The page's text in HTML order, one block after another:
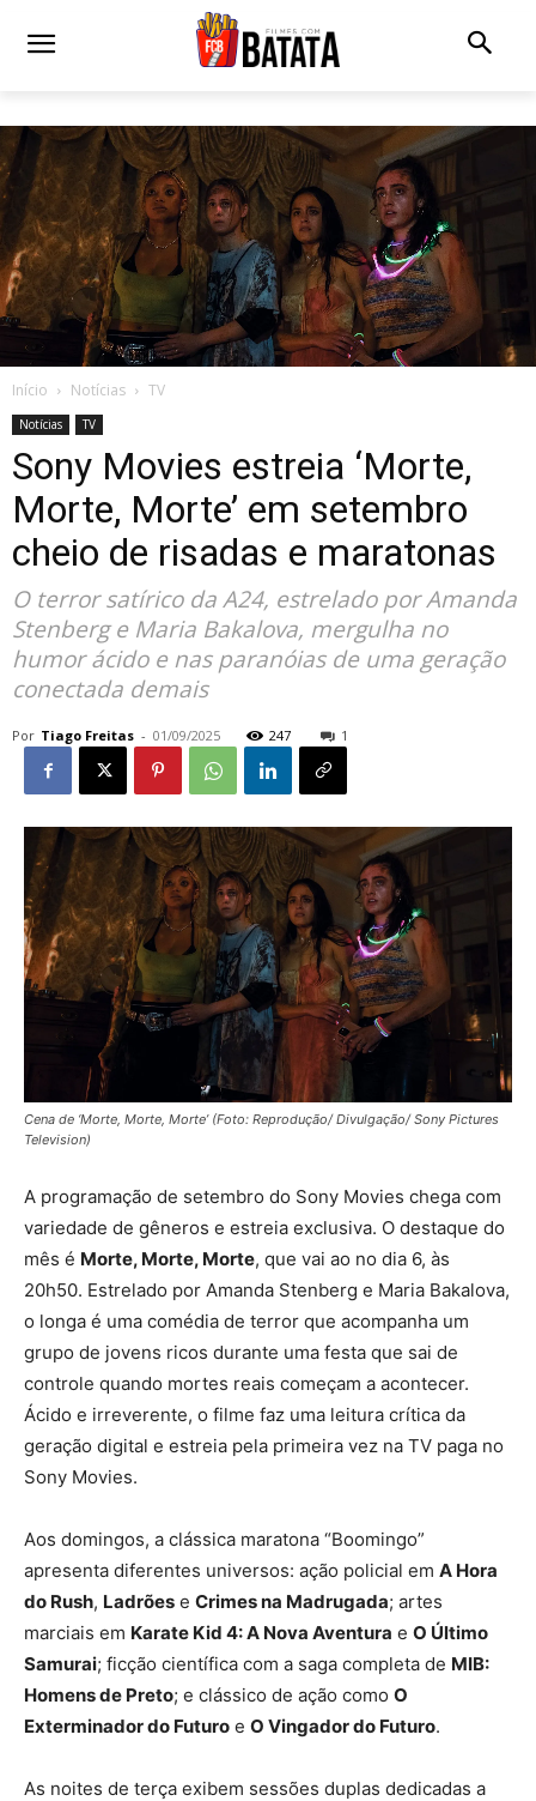
Início Notícias TV
Notícias TV
Sony Movies estreia ‘Morte,
Morte, Morte’ em setembro
cheio de risadas e maratonas
O terror satírico da A24, estrelado por Amanda
Stenberg e Maria Bakalova, mergulha no
humor ácido e nas paranóias de uma geração
conectada demais
Por Tiago Freitas - 01/09/2025 247 1
Cena de ‘Morte, Morte, Morte’ (Foto: Reprodução/ Divulgação/ Sony Pictures
Television)
A programação de setembro do Sony Movies chega com
variedade de gêneros e estreia exclusiva. O destaque do
mês é Morte, Morte, Morte, que vai ao no dia 6, às
20h50. Estrelado por Amanda Stenberg e Maria Bakalova,
o longa é uma comédia de terror que acompanha um
grupo de jovens ricos durante uma festa que sai de
controle quando mortes reais começam a acontecer.
Ácido e irreverente, o filme faz uma leitura crítica da
geração digital e estreia pela primeira vez na TV paga no
Sony Movies.
Aos domingos, a clássica maratona “Boomingo”
apresenta diferentes universos: ação policial em A Hora
do Rush, Ladrões e Crimes na Madrugada; artes
marciais em Karate Kid 4: A Nova Aventura e O Último
Samurai; ficção científica com a saga completa de MIB:
Homens de Preto; e clássico de ação como O
Exterminador do Futuro e O Vingador do Futuro.
As noites de terça exibem sessões duplas dedicadas a